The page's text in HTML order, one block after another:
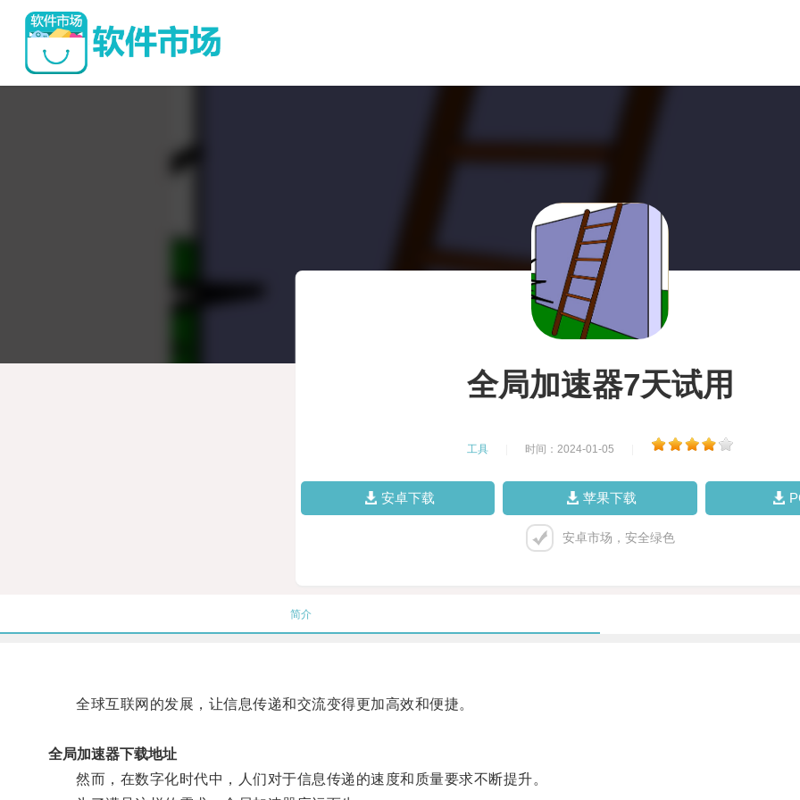
全局加速器7天试用
工具 时间：2024-01-05
安卓下载 苹果下载
安卓市场，安全绿色
简介
全球互联网的发展，让信息传递和交流变得更加高效和便捷。
全局加速器下载地址
然而，在数字化时代中，人们对于信息传递的速度和质量要求不断提升。